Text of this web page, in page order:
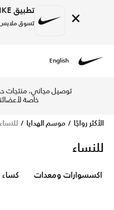
× تطبيق NIKE هنا!
تسوق ملابس
English
توصيل مجاني، منتجات
خاصة
الأكثر رواجًا موسم الهدايا للنساء
للنساء
اكسسوارات ومعدات كساء